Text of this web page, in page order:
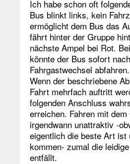
Ich habe schon oft
Bus blinkt links, kein
ermöglicht dem Bus das
fährt hinter der Gruppe
nächste Ampel bei Rot.
könnte der Bus sofort
Fahrgastwechsel abfahren.
Wenn der beschriebene
Fahrt mehrfach auftritt
folgenden Anschluss
erreichen. Fahren mit
irgendwann unattraktiv -
eigentlich die beste Art ist
kommen- zumal die
entfällt.